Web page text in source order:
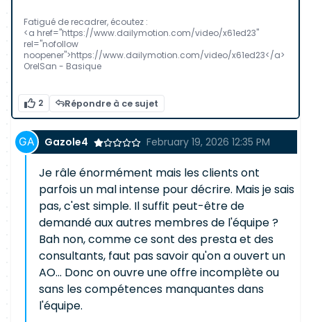
Fatigué de recadrer, écoutez :
<a href="https://www.dailymotion.com/video/x61ed23"
rel="nofollow
noopener">https://www.dailymotion.com/video/x61ed23</a>
OrelSan - Basique
2 Répondre à ce sujet
Gazole4 February 19, 2026 12:35 PM
Je râle énormément mais les clients ont
parfois un mal intense pour décrire. Mais je sais
pas, c'est simple. Il suffit peut-être de
demandé aux autres membres de l'équipe ?
Bah non, comme ce sont des presta et des
consultants, faut pas savoir qu'on a ouvert un
AO... Donc on ouvre une offre incomplète ou
sans les compétences manquantes dans
l'équipe.